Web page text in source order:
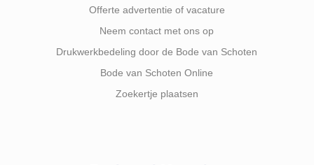
Offerte advertentie of vacature
Neem contact met ons op
Drukwerkbedeling door de Bode van Schoten
Bode van Schoten Online
Zoekertje plaatsen